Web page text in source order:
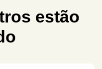
estão